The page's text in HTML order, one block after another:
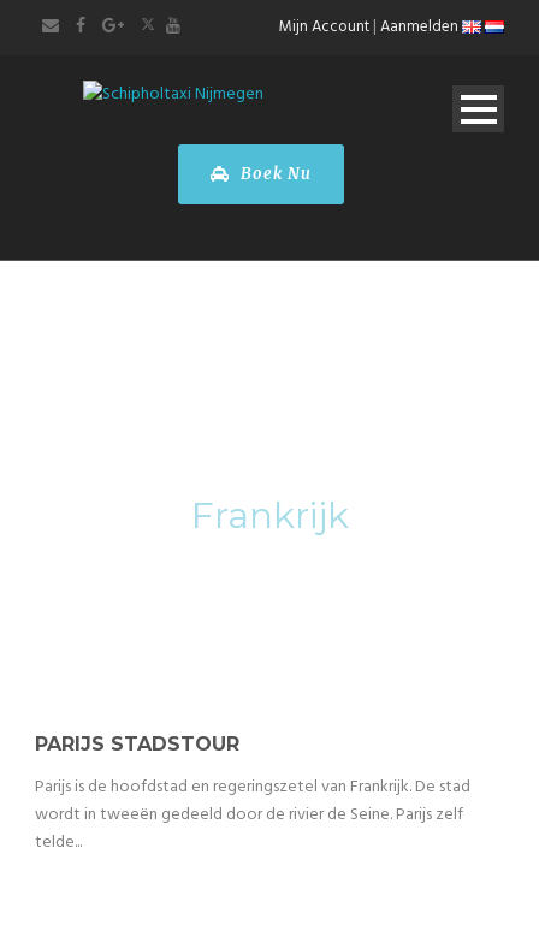
Mijn Account|Aanmelden
Boek Nu
Frankrijk
PARIJS STADSTOUR
Parijs is de hoofdstad en regeringszetel van Frankrijk. De stad
wordt in tweeën gedeeld door de rivier de Seine. Parijs zelf
telde...